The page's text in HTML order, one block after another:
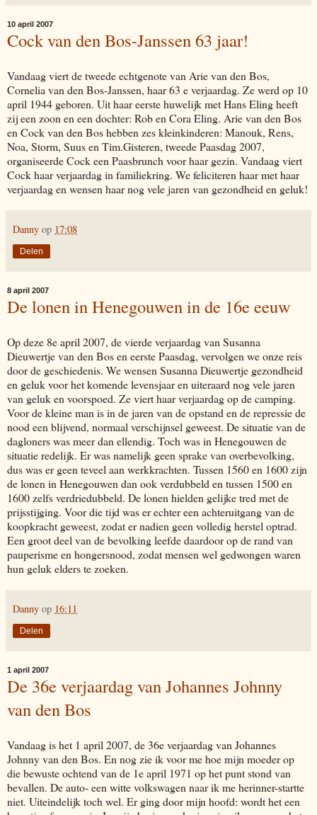
10 april 2007
Cock van den Bos-Janssen 63 jaar!
Vandaag viert de tweede echtgenote van Arie van den Bos,
Cornelia van den Bos-Janssen, haar 63 e verjaardag. Ze werd op 10
april 1944 geboren. Uit haar eerste huwelijk met Hans Eling heeft
zij een zoon en een dochter: Rob en Cora Eling. Arie van den Bos
en Cock van den Bos hebben zes kleinkinderen: Manouk, Rens,
Noa, Storm, Suus en Tim.Gisteren, tweede Paasdag 2007,
organiseerde Cock een Paasbrunch voor haar gezin. Vandaag viert
Cock haar verjaardag in familiekring. We feliciteren haar met haar
verjaardag en wensen haar nog vele jaren van gezondheid en geluk!
Danny op 17:08
Delen
8 april 2007
De lonen in Henegouwen in de 16e eeuw
Op deze 8e april 2007, de vierde verjaardag van Susanna
Dieuwertje van den Bos en eerste Paasdag, vervolgen we onze reis
door de geschiedenis. We wensen Susanna Dieuwertje gezondheid
en geluk voor het komende levensjaar en uiteraard nog vele jaren
van geluk en voorspoed. Ze viert haar verjaardag op de camping.
Voor de kleine man is in de jaren van de opstand en de repressie de
nood een blijvend, normaal verschijnsel geweest. De situatie van de
dagloners was meer dan ellendig. Toch was in Henegouwen de
situatie redelijk. Er was namelijk geen sprake van overbevolking,
dus was er geen teveel aan werkkrachten. Tussen 1560 en 1600 zijn
de lonen in Henegouwen dan ook verdubbeld en tussen 1500 en
1600 zelfs verdriedubbeld. De lonen hielden gelijke tred met de
prijsstijging. Voor die tijd was er echter een achteruitgang van de
koopkracht geweest, zodat er nadien geen volledig herstel optrad.
Een groot deel van de bevolking leefde daardoor op de rand van
pauperisme en hongersnood, zodat mensen wel gedwongen waren
hun geluk elders te zoeken.
Danny op 16:11
Delen
1 april 2007
De 36e verjaardag van Johannes Johnny
van den Bos
Vandaag is het 1 april 2007, de 36e verjaardag van Johannes
Johnny van den Bos. En nog zie ik voor me hoe mijn moeder op
die bewuste ochtend van de 1e april 1971 op het punt stond van
bevallen. De auto- een witte volkswagen naar ik me herinner-startte
niet. Uiteindelijk toch wel. Er ging door mijn hoofd: wordt het een